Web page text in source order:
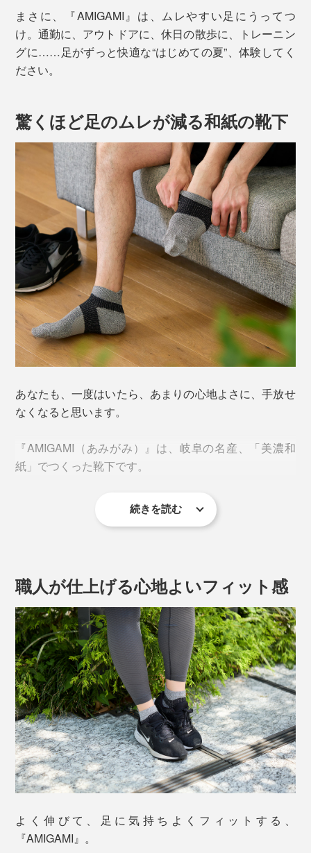
まさに、『AMIGAMI』は、ムレやすい足にうってつ
け。通勤に、アウトドアに、休日の散歩に、トレーニン
グに……足がずっと快適な“はじめての夏”、体験してく
ださい。
驚くほど足のムレが減る和紙の靴下
あなたも、一度はいたら、あまりの心地よさに、手放せ
なくなると思います。
『AMIGAMI（あみがみ）』は、岐阜の名産、「美濃和
紙」でつくった靴下です。
今夏、新アイテムの「ランニング用」が仲間入りしまし
「美濃和紙」といえば、日本に現存する“最古の紙”であ
る、奈良・正倉院の戸籍用紙（702年）にも使われてい
続きを読む
職人が仕上げる心地よいフィット感
よく伸びて、足に気持ちよくフィットする、
『AMIGAMI』。